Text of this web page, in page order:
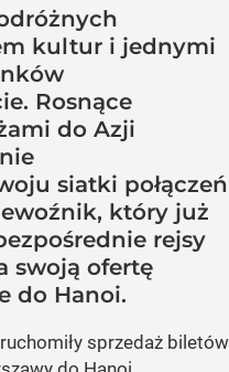
kultur i jednymi
Rosnące
do Azji
siatki połączeń
który już
rejsy
swoją ofertę
do Hanoi.
sprzedaż biletów